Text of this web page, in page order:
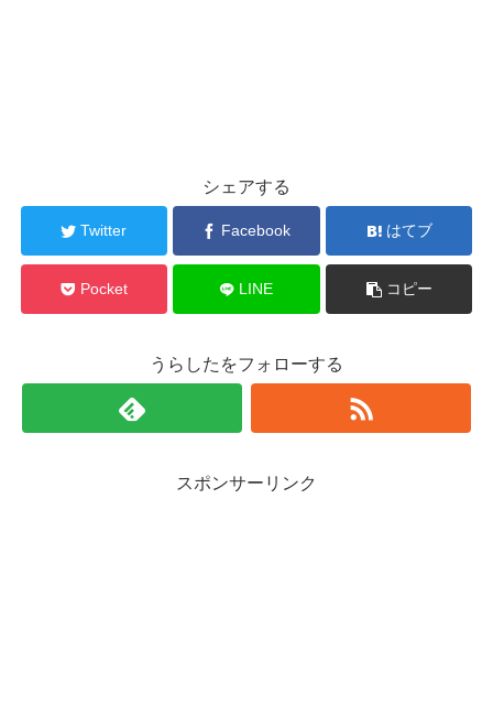
シェアする
Twitter Facebook はてブ
Pocket LINE コピー
うらしたをフォローする
スポンサーリンク